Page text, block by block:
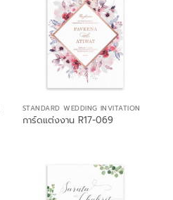
STANDARD WEDDING INVITATION
การ์ดแต่งงาน R17-069